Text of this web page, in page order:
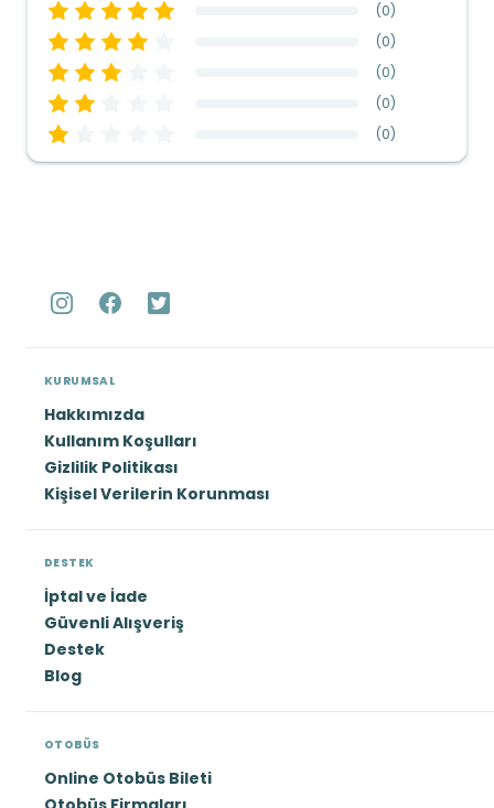
(0)
(0)
(0)
(0)
(0)
KURUMSAL
Hakkımızda
Kullanım Koşulları
Gizlilik Politikası
Kişisel Verilerin Korunması
DESTEK
İptal ve İade
Güvenli Alışveriş
Destek
Blog
OTOBÜS
Online Otobüs Bileti